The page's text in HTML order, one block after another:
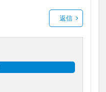
返信